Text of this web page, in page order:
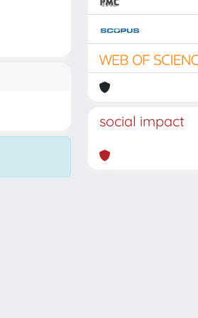
social impact